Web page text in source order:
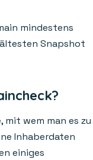
mindestens
Snapshot
mit wem man es zu
Inhaberdaten
einiges